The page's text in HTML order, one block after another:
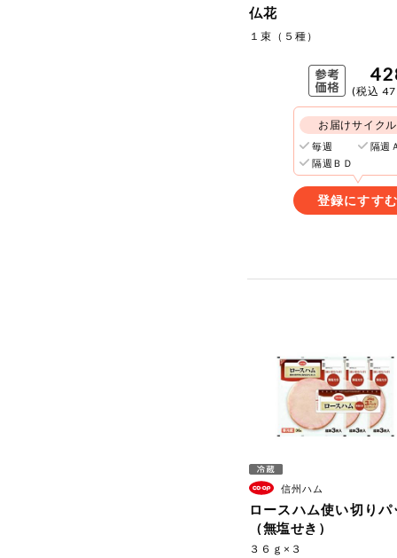
仏花
１束（５種）
(税込
お届けサイクル
毎週
隔週
隔週ＢＤ
登録にすすむ
信州ハム
ロースハム使い切りパ
（無塩せき）
３６ｇ×３